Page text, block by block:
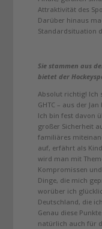
Attraktivität des
Darüber hinaus
Standardsituation
Sie stammen aus
bietet der
Absolut richtig! Ich
GHTC – aus der
Ich bin fest davon
großer Sicherheit
familiäres
auf, erfährt als
wird man mit
Kompromissen
Dinge, die mich
worüber ich
Deutschland, die
Genau diese
natürlich auch für